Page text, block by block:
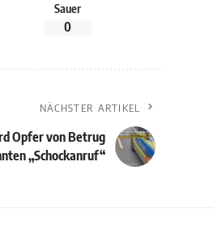
Sauer
0
NÄCHSTER ARTIKEL
Opfer von Betrug
„Schockanruf“